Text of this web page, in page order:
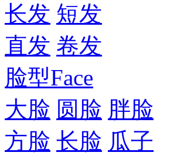
长发 短发
直发 卷发
脸型Face
大脸 圆脸 胖脸
方脸 长脸 瓜子